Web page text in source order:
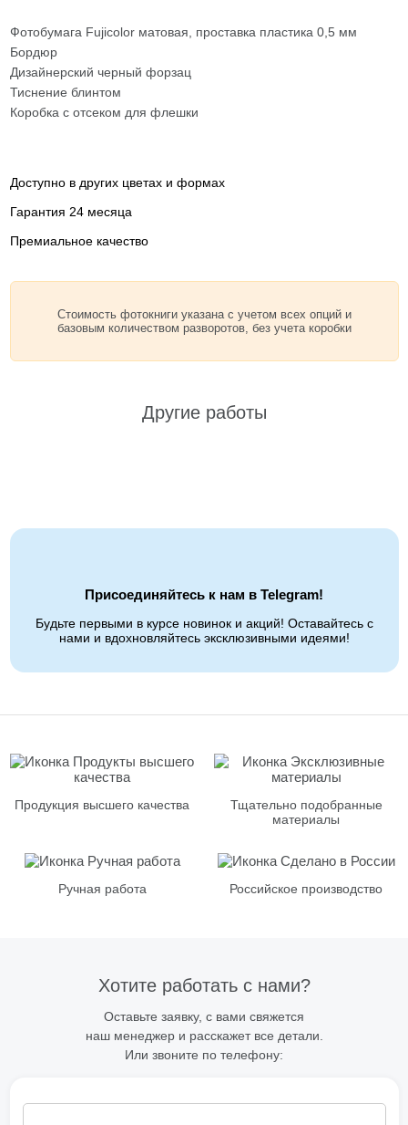
Фотобумага Fujicolor матовая, проставка пластика 0,5 мм
Бордюр
Дизайнерский черный форзац
Тиснение блинтом
Коробка с отсеком для флешки
Доступно в других цветах и формах
Гарантия 24 месяца
Премиальное качество
Стоимость фотокниги указана с учетом всех опций и
базовым количеством разворотов, без учета коробки
Другие работы
Присоединяйтесь к нам в Telegram!
Будьте первыми в курсе новинок и акций! Оставайтесь с
нами и вдохновляйтесь эксклюзивными идеями!
Продукция высшего качества
Тщательно подобранные
материалы
Ручная работа Российское производство
Хотите работать с нами?
Оставьте заявку, с вами свяжется
наш менеджер и расскажет все детали.
Или звоните по телефону: